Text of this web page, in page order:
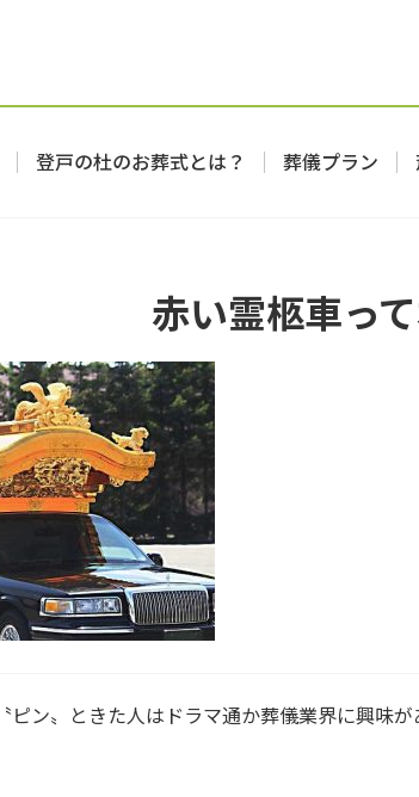
登戸の杜のお葬式とは？ 葬儀プラン
赤い霊柩車っ
ピン〟ときた人はドラマ通か葬儀業界に興味